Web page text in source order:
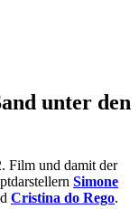
unter den
Film und damit der
Simone
Cristina do Rego.